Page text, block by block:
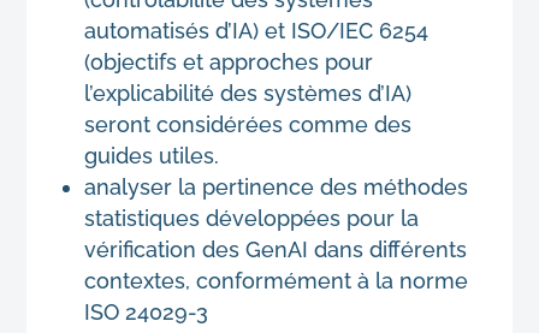
automatisés d’IA) et ISO/IEC 6254
(objectifs et approches pour
l’explicabilité des systèmes d’IA)
seront considérées comme des
guides utiles.
analyser la pertinence des méthodes
statistiques développées pour la
vérification des GenAI dans différents
contextes, conformément à la norme
ISO 24029-3